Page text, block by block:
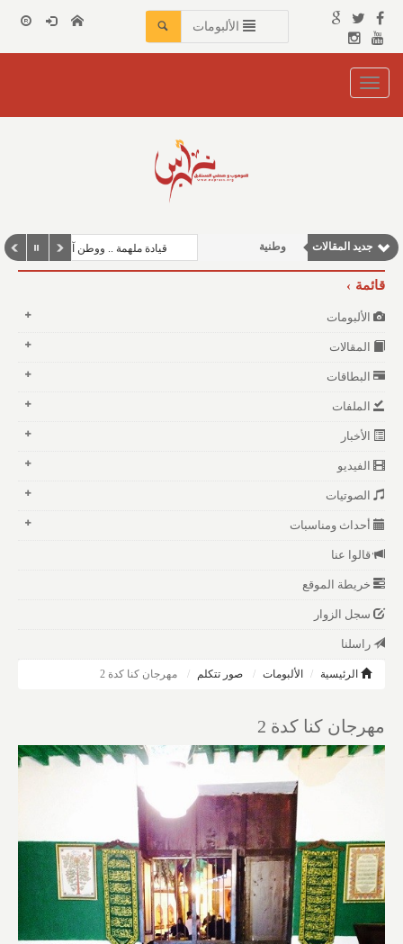
الألبومات
Toggle
navigation
جديد المقالات وطنية
مقالات إقتصادية
قيادة ملهمة .. ووطن آمن
قائمة
الألبومات
المقالات
البطاقات
الملفات
الأخبار
الفيديو
الصوتيات
أحداث ومناسبات
قالوا عنا
خريطة الموقع
سجل الزوار
راسلنا
الرئيسية الألبومات صور تتكلم مهرجان كنا كدة 2
مهرجان كنا كدة 2